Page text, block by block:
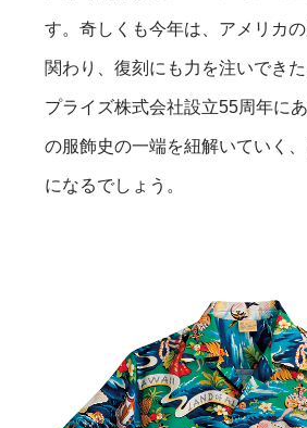
す。奇しくも今年は、アメリカ
関わり、復刻にも力を注いでき
プライズ株式会社設立55周年に
の服飾史の一端を紐解いていく
になるでしょう。